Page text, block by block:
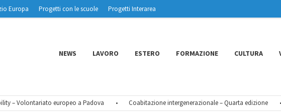
Europa Progetti con le scuole
Progetti Interarea
NEWS LAVORO ESTERO FORMAZIONE CULTURA
europeo a Padova • Coabitazione intergenerazionale – Quarta edizione •